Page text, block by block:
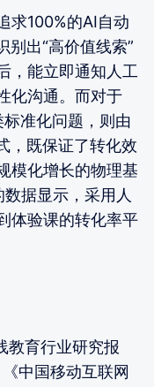
求100%的AI自动
别出“高价值线索”
，能立即通知人工
化沟通。而对于
标准化问题，则由
，既保证了转化效
模化增长的物理基
据显示，采用人
体验课的转化率平
教育行业研究报
中国移动互联网